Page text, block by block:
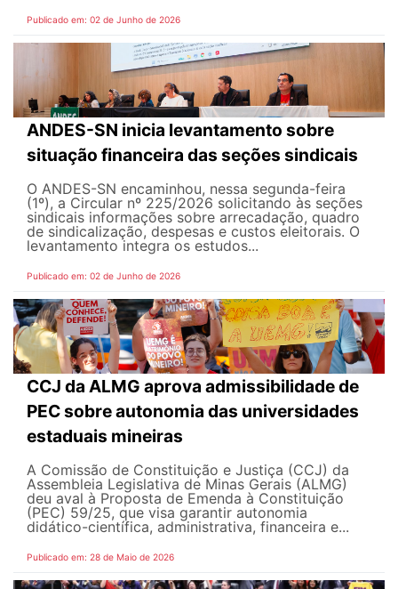
Publicado em: 02 de Junho de 2026
ANDES-SN inicia levantamento sobre
situação financeira das seções sindicais
O ANDES-SN encaminhou, nessa segunda-feira
(1º), a Circular nº 225/2026 solicitando às seções
sindicais informações sobre arrecadação, quadro
de sindicalização, despesas e custos eleitorais. O
levantamento integra os estudos...
Publicado em: 02 de Junho de 2026
CCJ da ALMG aprova admissibilidade de
PEC sobre autonomia das universidades
estaduais mineiras
A Comissão de Constituição e Justiça (CCJ) da
Assembleia Legislativa de Minas Gerais (ALMG)
deu aval à Proposta de Emenda à Constituição
(PEC) 59/25, que visa garantir autonomia
didático-científica, administrativa, financeira e...
Publicado em: 28 de Maio de 2026